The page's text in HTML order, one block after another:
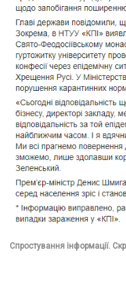
Спростування інформації.